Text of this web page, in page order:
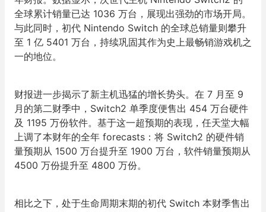
全球累计销量已达 1036 万台，展现出强劲的市场开局。
与此同时，初代 Nintendo Switch 的全球总销量则攀升
至 1 亿 5401 万台，持续巩固其作为史上最畅销游戏机之
一的地位。
财报进一步揭示了新主机迅猛的增长势头。在 7 月至 9
月的第二财季中，Switch2 单季度便售出 454 万台硬件
及 1195 万份软件。基于这一超预期的表现，任天堂大幅
上调了本财年的全年 forecasts：将 Switch2 的硬件销
量预期从 1500 万台提升至 1900 万台，软件销量预期从
4500 万份提升至 4800 万份。
相比之下，处于生命周期末期的初代 Switch 本财季售出